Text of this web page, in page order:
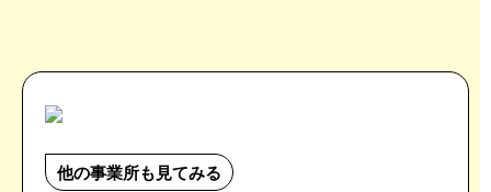
他の事業所も見てみる